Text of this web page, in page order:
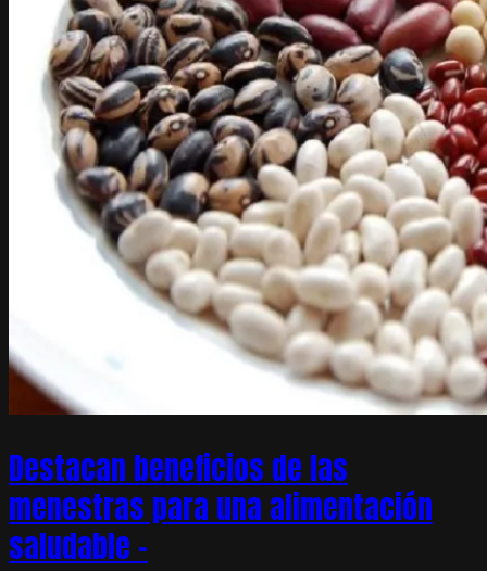
Destacan beneficios de las
menestras para una alimentación
saludable –